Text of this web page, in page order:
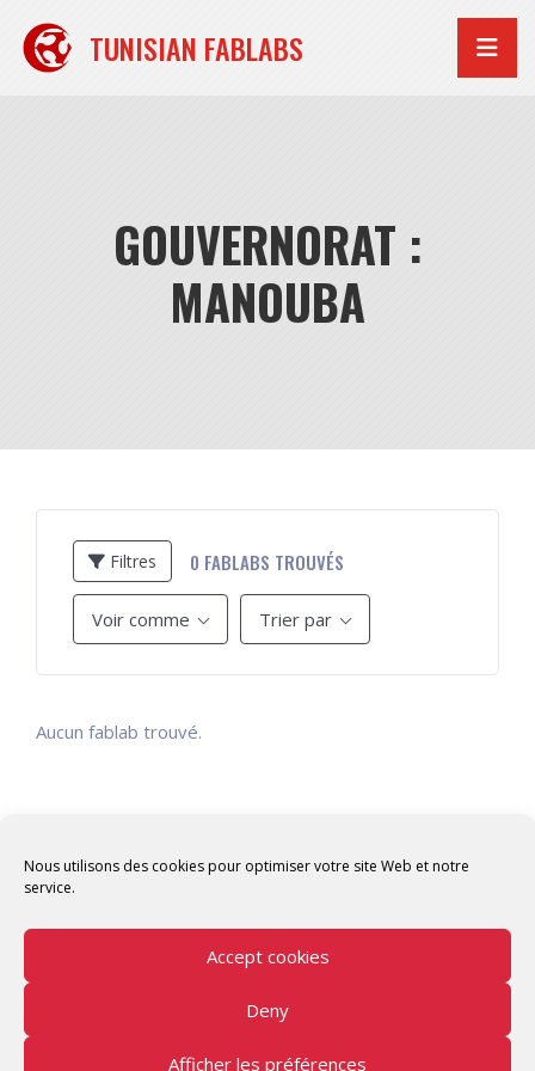
Nous utilisons des cookies pour optimiser votre site Web et notre
service.
Accept cookies
Deny
Afficher les préférences
contenu
TUNISIAN FABLABS
GOUVERNORAT :
MANOUBA
Filtres 0 FABLABS TROUVÉS
Voir comme Trier par
Aucun fablab trouvé.
Copyright © 2026 Tunisian Fablabs Tous droits
réservés.